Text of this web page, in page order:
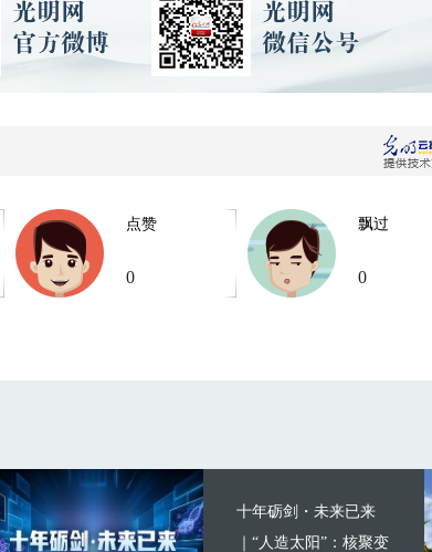
点赞
0
飘过
0
十年砺剑・未来已来
｜“人造太阳”：核聚变